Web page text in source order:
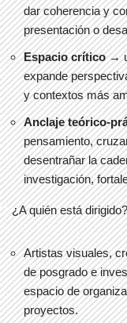
dar coherencia y
presentación o
Espacio crítico→
expande
y contextos más
Anclaje teórico-
pensamiento,
desentrañar la
investigación,
¿A quién está dirigido?
Artistas visuales,
de posgrado e
espacio de
proyectos.